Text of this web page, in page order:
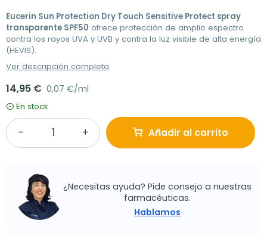
Eucerin Sun Protection Dry Touch Sensitive Protect spray
transparente SPF50 ofrece protección de amplio espectro
contra los rayos UVA y UVB y contra la luz visible de alta energía
(HEVIS).
Ver descripción completa
14,95 € 0,07 €/ml
En stock
Añadir al carrito
¿Necesitas ayuda? Pide consejo a nuestras
farmacéuticas.
Hablamos